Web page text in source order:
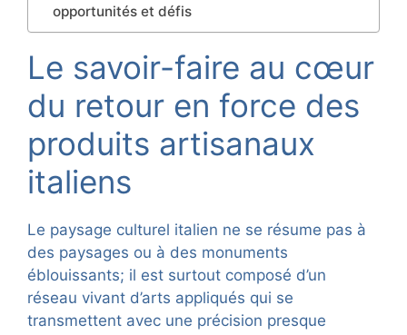
opportunités et défis
Le savoir-faire au cœur
du retour en force des
produits artisanaux
italiens
Le paysage culturel italien ne se résume pas à
des paysages ou à des monuments
éblouissants; il est surtout composé d’un
réseau vivant d’arts appliqués qui se
transmettent avec une précision presque